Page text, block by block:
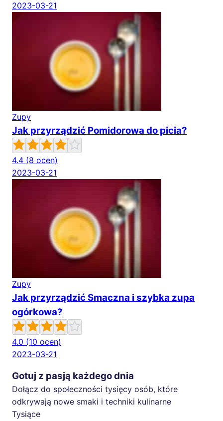
2023-03-21
Zupy
Jak przyrządzić Pomidorowa do picia?
4.4 (8 ocen)
2023-03-21
Zupy
Jak przyrządzić Smaczna i szybka zupa
ogórkowa?
4.0 (10 ocen)
2023-03-21
Gotuj z pasją każdego dnia
Dołącz do społeczności tysięcy osób, które
odkrywają nowe smaki i techniki kulinarne
Tysiące